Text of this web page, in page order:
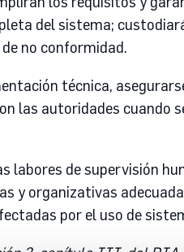
del sistema;
no conformidad.
técnica,
las autoridades cuando
labores de supervisión
y organizativas
por el uso de